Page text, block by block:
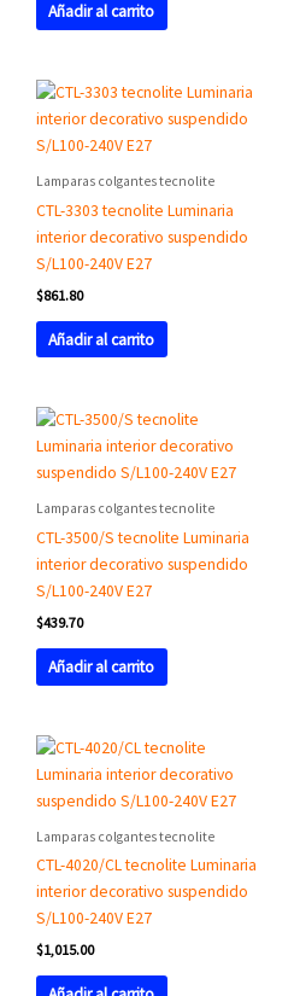
Añadir al carrito
Lamparas colgantes tecnolite
CTL-3303 tecnolite Luminaria
interior decorativo suspendido
S/L100-240V E27
$861.80
Añadir al carrito
Lamparas colgantes tecnolite
CTL-3500/S tecnolite Luminaria
interior decorativo suspendido
S/L100-240V E27
$439.70
Añadir al carrito
Lamparas colgantes tecnolite
CTL-4020/CL tecnolite Luminaria
interior decorativo suspendido
S/L100-240V E27
$1,015.00